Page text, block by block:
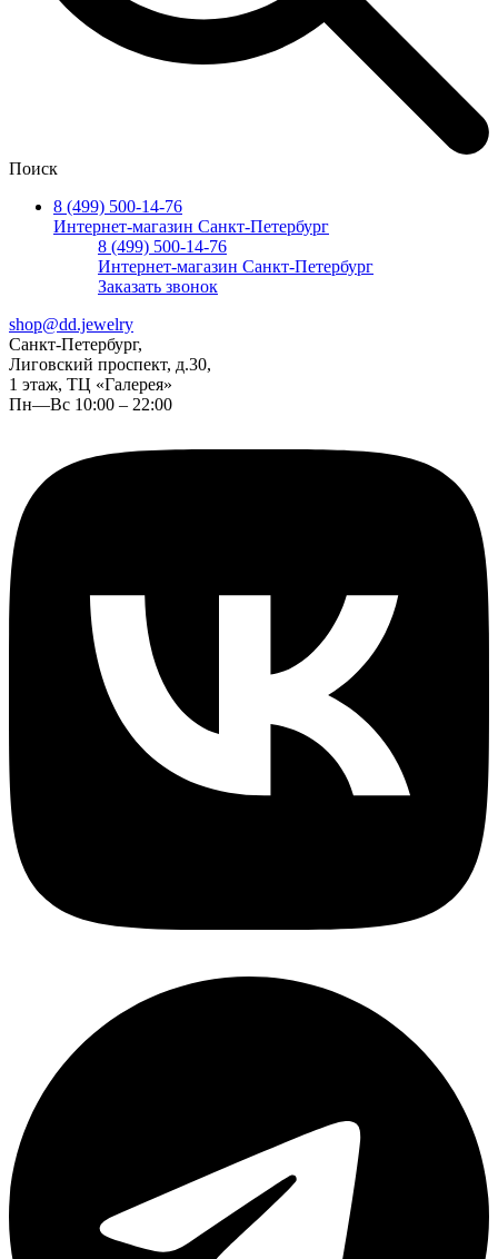
Поиск
8 (499) 500-14-76
Интернет-магазин Санкт-Петербург
8 (499) 500-14-76
Интернет-магазин Санкт-Петербург
Заказать звонок
shop@dd.jewelry
Санкт-Петербург,
Лиговский проспект, д.30,
1 этаж, ТЦ «Галерея»
Пн—Вс 10:00 – 22:00